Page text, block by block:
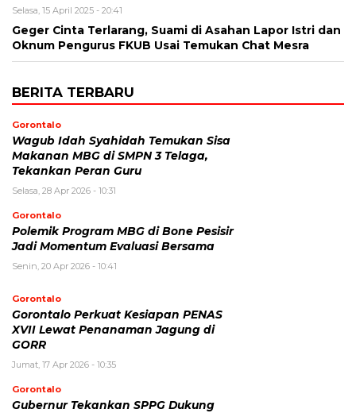
Selasa, 15 April 2025 - 20:41
Geger Cinta Terlarang, Suami di Asahan Lapor Istri dan
Oknum Pengurus FKUB Usai Temukan Chat Mesra
BERITA TERBARU
Gorontalo
Wagub Idah Syahidah Temukan Sisa
Makanan MBG di SMPN 3 Telaga,
Tekankan Peran Guru
Selasa, 28 Apr 2026 - 10:31
Gorontalo
Polemik Program MBG di Bone Pesisir
Jadi Momentum Evaluasi Bersama
Senin, 20 Apr 2026 - 10:41
Gorontalo
Gorontalo Perkuat Kesiapan PENAS
XVII Lewat Penanaman Jagung di
GORR
Jumat, 17 Apr 2026 - 10:35
Gorontalo
Gubernur Tekankan SPPG Dukung